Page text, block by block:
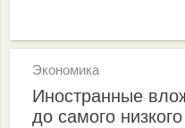
Экономика
Иностранные
до самого